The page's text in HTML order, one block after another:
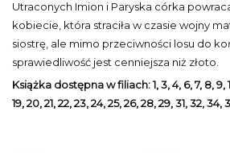
Utraconych Imion i Paryska córka
kobiecie, która straciła w czasie wojny
siostrę, ale mimo przeciwności losu do
sprawiedliwość jest cenniejsza niż złoto.
Książka dostępna w filiach: 1, 3, 4, 6, 7, 8, 9, 10,
19, 20, 21, 22, 23, 24, 25, 26, 28, 29, 31, 32,